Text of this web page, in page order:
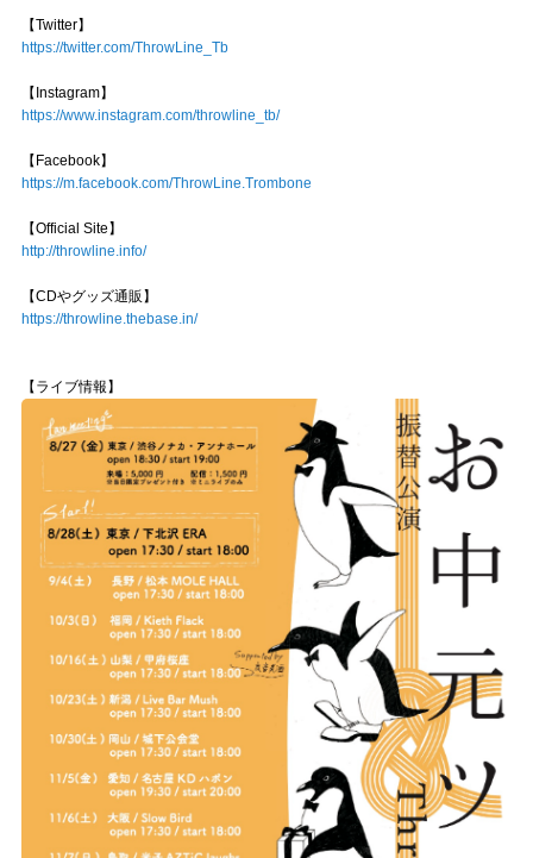
【Twitter】
https://twitter.com/ThrowLine_Tb
【Instagram】
https://www.instagram.com/throwline_tb/
【Facebook】
https://m.facebook.com/ThrowLine.Trombone
【Official Site】
http://throwline.info/
【CDやグッズ通販】
https://throwline.thebase.in/
【ライブ情報】